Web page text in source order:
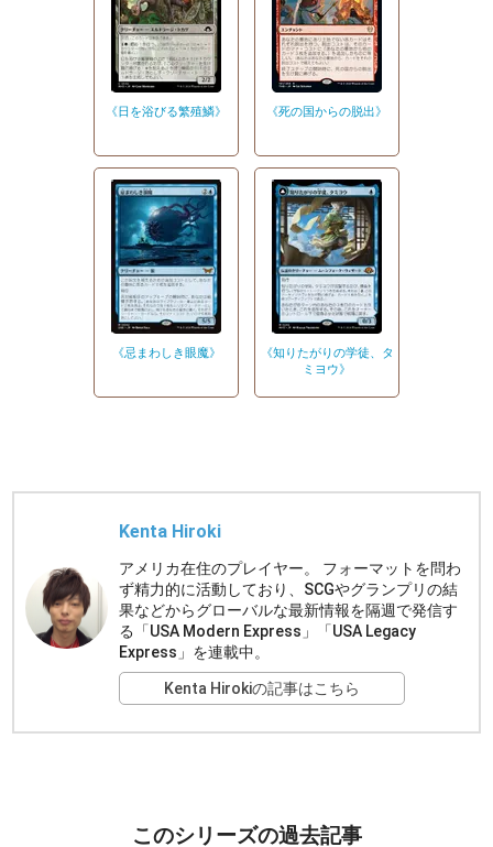
《日を浴びる繁殖鱗》 《死の国からの脱出》
《忌まわしき眼魔》
《知りたがりの学徒、タ
ミヨウ》
Kenta Hiroki
アメリカ在住のプレイヤー。 フォーマットを問わ
ず精力的に活動しており、SCGやグランプリの結
果などからグローバルな最新情報を隔週で発信す
る「USA Modern Express」「USA Legacy
Express」を連載中。
Kenta Hirokiの記事はこちら
このシリーズの過去記事